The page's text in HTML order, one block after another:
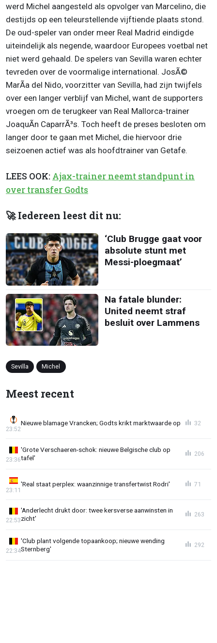
werd Michel aangesteld als opvolger van Marcelino, die
destijds op een teleurstellende vijftiende plaats stond.
De oud-speler van onder meer Real Madrid eindigde
uiteindelijk als negende, waardoor Europees voetbal net
niet werd gehaald. De spelers van Sevilla waren echter
tevreden over de voormalige international. JosÃ©
MarÃ­a del Nido, voorzitter van Sevilla, had zijn twijfels
over een langer verblijf van Michel, want de supporters
vroegen om de terugkeer van Real Mallorca-trainer
JoaquÃ­n CaparrÃ³s. Toch heeft de preses besloten om
langer door te gaan met Michel, die hiervoor drie
seizoenen actief was als hoofdtrainer van Getafe.
LEES OOK: Ajax-trainer neemt standpunt in
over transfer Godts
🚀 Iedereen leest dit nu:
‘Club Brugge gaat voor
absolute stunt met
Messi-ploegmaat’
Na fatale blunder:
United neemt straf
besluit over Lammens
Sevilla Michel
Meest recent
Nieuwe blamage Vrancken; Godts krikt marktwaarde op
23:52
32
'Grote Verschaeren-schok: nieuwe Belgische club op
tafel'
23:36
206
'Real staat perplex: waanzinnige transfertwist Rodri'
23:11
71
'Anderlecht drukt door: twee kersverse aanwinsten in
zicht'
22:53
263
'Club plant volgende topaankoop; nieuwe wending
Sternberg'
22:34
292